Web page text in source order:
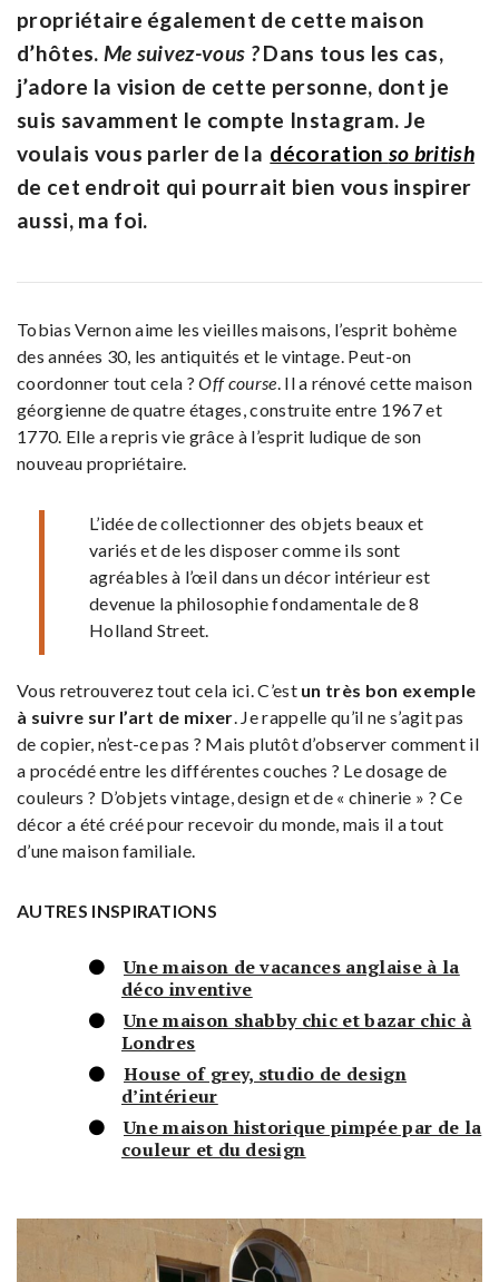
propriétaire également de cette maison
d’hôtes. Me suivez-vous ?Dans tous les cas,
j’adore la vision de cette personne, dont je
suis savamment le compte Instagram. Je
voulais vous parler de la décoration so british
de cet endroit qui pourrait bien vous inspirer
aussi, ma foi.
Tobias Vernon aime les vieilles maisons, l’esprit bohème
des années 30, les antiquités et le vintage. Peut-on
coordonner tout cela ?Off course . Il a rénové cette maison
géorgienne de quatre étages, construite entre 1967 et
1770. Elle a repris vie grâce à l’esprit ludique de son
nouveau propriétaire.
L’idée de collectionner des objets beaux et
variés et de les disposer comme ils sont
agréables à l’œil dans un décor intérieur est
devenue la philosophie fondamentale de 8
Holland Street.
Vous retrouverez tout cela ici. C’est un très bon exemple
à suivre sur l’art de mixer . Je rappelle qu’il ne s’agit pas
de copier, n’est-ce pas ? Mais plutôt d’observer comment il
a procédé entre les différentes couches ? Le dosage de
couleurs ? D’objets vintage, design et de « chinerie » ? Ce
décor a été créé pour recevoir du monde, mais il a tout
d’une maison familiale.
AUTRES INSPIRATIONS
Une maison de vacances anglaise à la
déco inventive
Une maison shabby chic et bazar chic à
Londres
House of grey, studio de design
d’intérieur
Une maison historique pimpée par de la
couleur et du design